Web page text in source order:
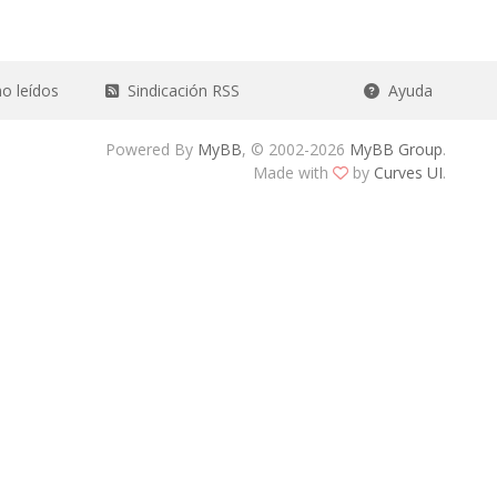
leídos Sindicación RSS Ayuda
Powered By MyBB, © 2002-2026 MyBB Group.
Made with
by Curves UI.